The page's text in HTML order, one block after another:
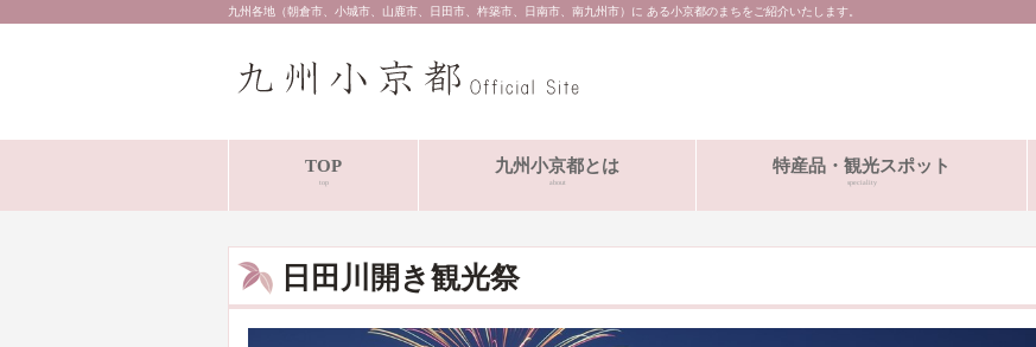
九州各地（朝倉市、小城市、山鹿市、日田市、杵築市、日南市、南九州市）に ある小京都のまちをご紹介いたします。
TOP
top
九州小京都とは
about
特産品・観光スポット
speciality
日田川開き観光祭